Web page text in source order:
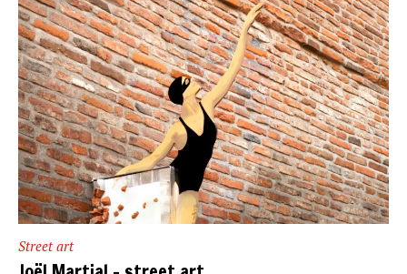
Street art